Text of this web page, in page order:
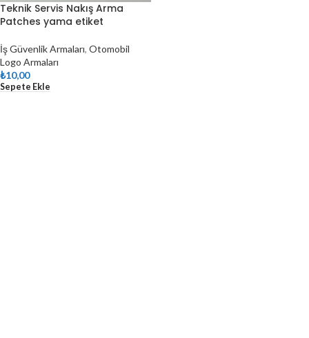
Teknik Servis Nakış Arma
Patches yama etiket
İş Güvenlik Armaları, Otomobil
Logo Armaları
₺10,00
Sepete Ekle